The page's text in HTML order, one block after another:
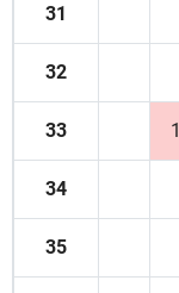
31
32
33 1
34
35